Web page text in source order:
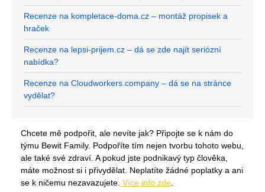
Recenze na kompletace-doma.cz – montáž propisek a
hraček
Recenze na lepsi-prijem.cz – dá se zde najít seriózní
nabídka?
Recenze na Cloudworkers.company – dá se na stránce
vydělat?
Chcete mě podpořit, ale nevíte jak? Připojte se k nám do
týmu Bewit Family. Podpoříte tím nejen tvorbu tohoto webu,
ale také své zdraví. A pokud jste podnikavý typ člověka,
máte možnost si i přivydělat. Neplatíte žádné poplatky a ani
se k ničemu nezavazujete. Více info zde